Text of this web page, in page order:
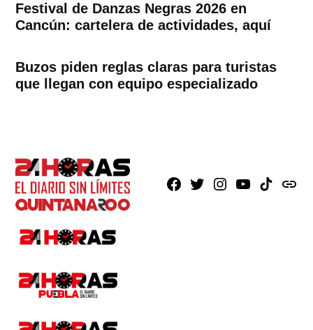
Festival de Danzas Negras 2026 en
Cancún: cartelera de actividades, aquí
Buzos piden reglas claras para turistas
que llegan con equipo especializado
Facebook
X Instagram
YoutubeTikTokissuu